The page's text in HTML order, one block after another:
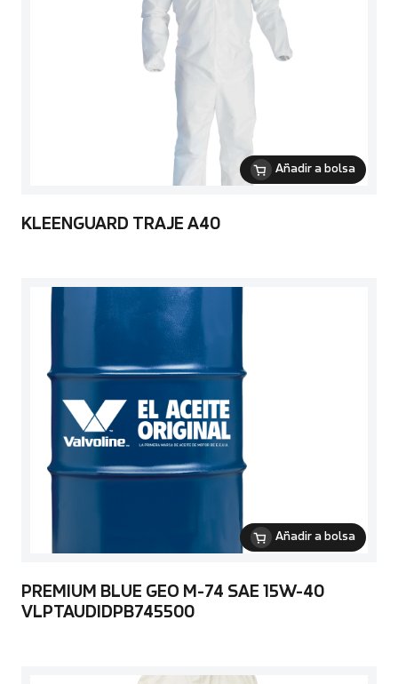
Añadir a bolsa
KLEENGUARD TRAJE A40
Añadir a bolsa
PREMIUM BLUE GEO M-74 SAE 15W-40
VLPTAUDIDPB745500